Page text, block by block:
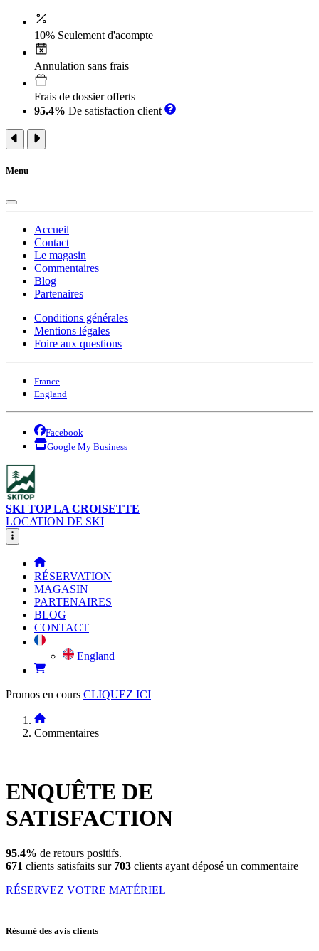
10% Seulement d'acompte
Annulation sans frais
Frais de dossier offerts
95.4% De satisfaction client
Menu
Accueil
Contact
Le magasin
Commentaires
Blog
Partenaires
Conditions générales
Mentions légales
Foire aux questions
France
England
Facebook
Google My Business
SKI TOP LA CROISETTE
LOCATION DE SKI
RÉSERVATION
MAGASIN
PARTENAIRES
BLOG
CONTACT
England
Promos en cours CLIQUEZ ICI
Commentaires
ENQUÊTE DE
SATISFACTION
95.4% de retours positifs.
671 clients satisfaits sur 703 clients ayant déposé un commentaire
RÉSERVEZ VOTRE MATÉRIEL
Résumé des avis clients